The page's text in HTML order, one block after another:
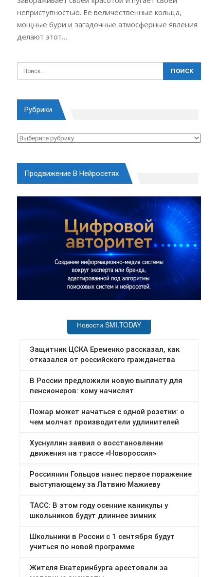
неприступностью. Ее величественные кольца,
мощные бури и загадочные атмосферные явления
делают этот…
Рубрики
Рубрики
Продвижение В Нейросетях